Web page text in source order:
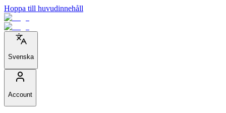
Hoppa till huvudinnehåll
Svenska
Account